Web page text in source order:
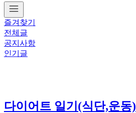
즐겨찾기
전체글
공지사항
인기글
다이어트 일기(식단,운동)